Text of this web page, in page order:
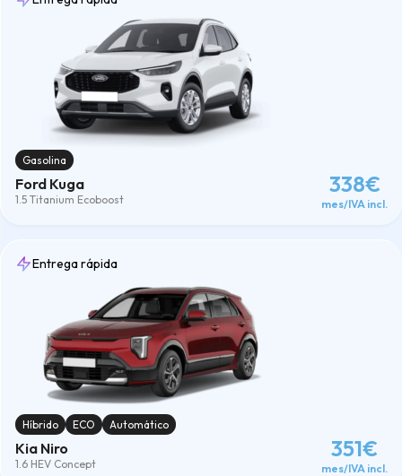
Gasolina
Ford Kuga
1.5 Titanium Ecoboost
338€
mes/IVA incl.
Entrega rápida
Híbrido ECO Automático
Kia Niro
1.6 HEV Concept
351€
mes/IVA incl.